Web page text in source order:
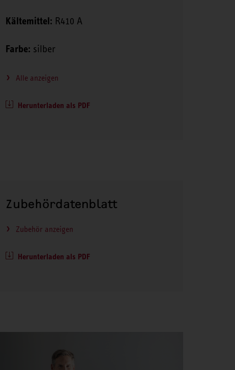
Kältemittel: R410 A
Farbe: silber
Alle anzeigen
Herunterladen als PDF
Zubehördatenblatt
Zubehör anzeigen
Herunterladen als PDF